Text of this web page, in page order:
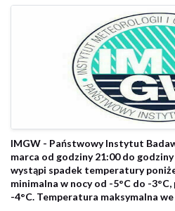
marca
2023
IMGW - Państwowy Instytut
marca od godziny 21:00 do
wystąpi spadek temperatury
minimalna w nocy od -5°C do -
-4°C. Temperatura maksymalna